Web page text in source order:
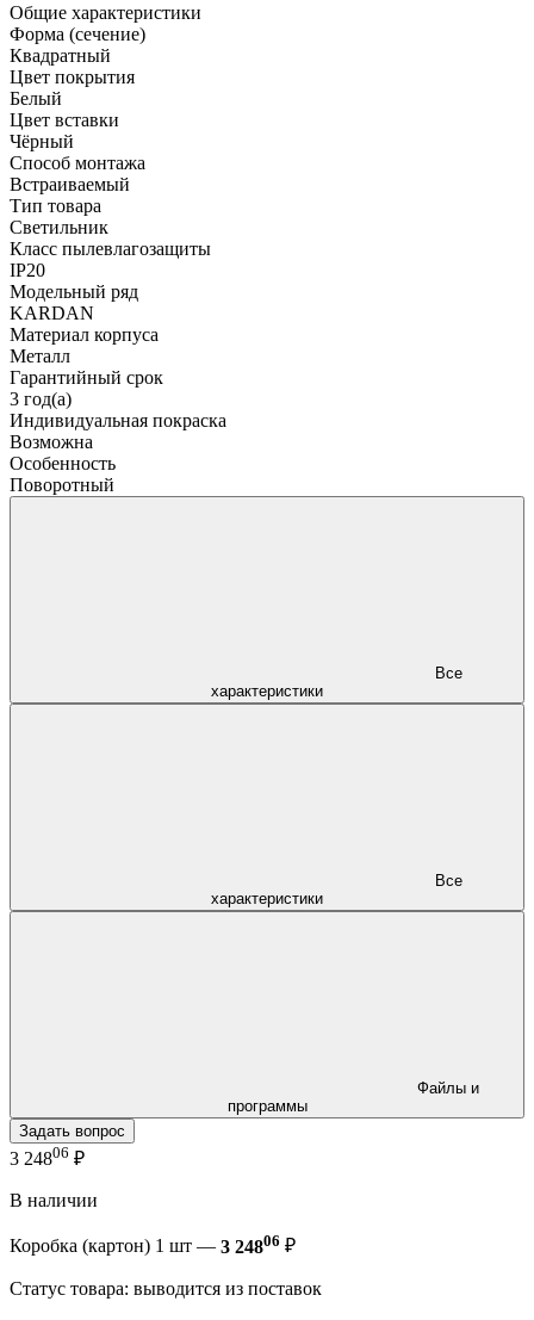
Общие характеристики
Форма (сечение)
Квадратный
Цвет покрытия
Белый
Цвет вставки
Чёрный
Способ монтажа
Встраиваемый
Тип товара
Светильник
Класс пылевлагозащиты
IP20
Модельный ряд
KARDAN
Материал корпуса
Металл
Гарантийный срок
3 год(а)
Индивидуальная покраска
Возможна
Особенность
Поворотный
характеристики
характеристики
программы
Задать вопрос
3 24806 ₽
В наличии
Коробка (картон) 1 шт — 3 24806 ₽
Статус товара: выводится из поставок